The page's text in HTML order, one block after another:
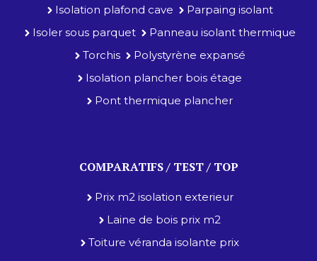
Isolation plafond cave
Parpaing isolant
Isoler sous parquet
Panneau isolant thermique
Torchis
Polystyrène expansé
Isolation plancher bois étage
Pont thermique plancher
COMPARATIFS / TEST / TOP
Prix m2 isolation exterieur
Laine de bois prix m2
Toiture véranda isolante prix